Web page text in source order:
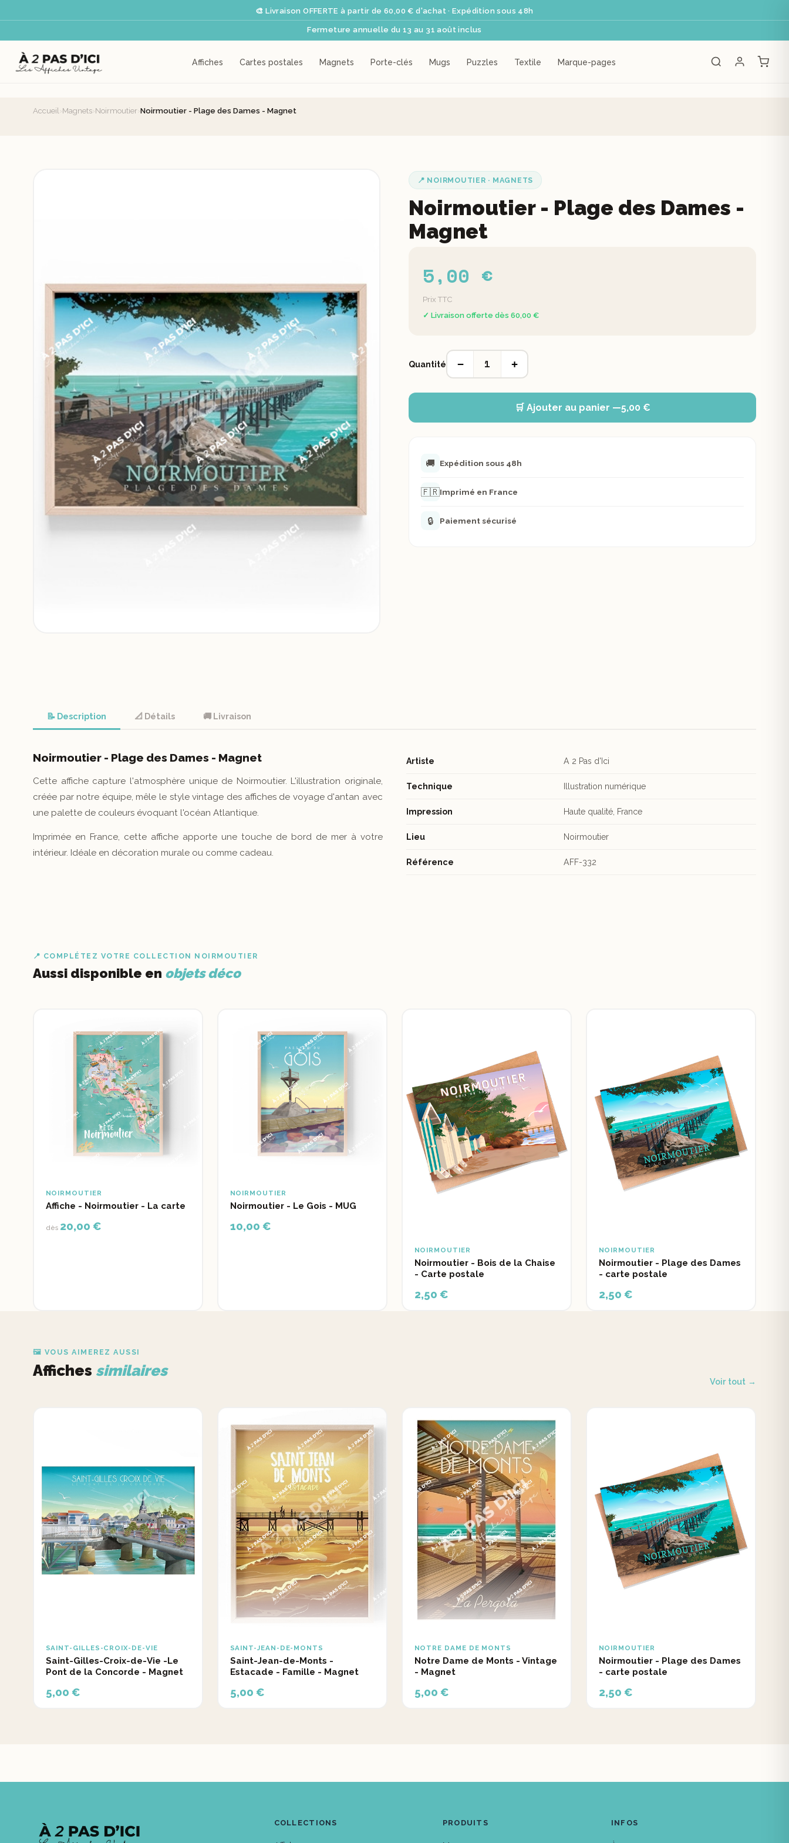
🎨 Livraison OFFERTE à partir de 60,00 € d'achat · Expédition sous 48h
Fermeture annuelle du 13 au 31 août inclus
Affiches Cartes postales Magnets Porte-clés Mugs Puzzles Textile Marque-pages
Accueil Magnets Noirmoutier Noirmoutier - Plage des Dames - Magnet
📍 NOIRMOUTIER · MAGNETS
Noirmoutier - Plage des Dames -
Magnet
5,00 €
Prix TTC
✓ Livraison offerte dès 60,00 €
Quantité − 1 +
🛒 Ajouter au panier —5,00 €
🚚 Expédition sous 48h
🇫🇷Imprimé en France
🔒 Paiement sécurisé
📝 Description 📐 Détails 🚚 Livraison
Noirmoutier - Plage des Dames - Magnet
Cette affiche capture l'atmosphère unique de Noirmoutier. L'illustration originale,
créée par notre équipe, mêle le style vintage des affiches de voyage d'antan avec
une palette de couleurs évoquant l'océan Atlantique.
Imprimée en France, cette affiche apporte une touche de bord de mer à votre
intérieur. Idéale en décoration murale ou comme cadeau.
Artiste A 2 Pas d'Ici
Technique Illustration numérique
Impression Haute qualité, France
Lieu Noirmoutier
Référence AFF-332
📍 COMPLÉTEZ VOTRE COLLECTION NOIRMOUTIER
Aussi disponible en objets déco
NOIRMOUTIER
Affiche - Noirmoutier - La carte
dès 20,00 €
NOIRMOUTIER
Noirmoutier - Le Gois - MUG
10,00 €
NOIRMOUTIER
Noirmoutier - Bois de la Chaise
- Carte postale
2,50 €
NOIRMOUTIER
Noirmoutier - Plage des Dames
- carte postale
2,50 €
🖼️ VOUS AIMEREZ AUSSI
Affiches similaires
Voir tout →
SAINT-GILLES-CROIX-DE-VIE
Saint-Gilles-Croix-de-Vie -Le
Pont de la Concorde - Magnet
5,00 €
SAINT-JEAN-DE-MONTS
Saint-Jean-de-Monts -
Estacade - Famille - Magnet
5,00 €
NOTRE DAME DE MONTS
Notre Dame de Monts - Vintage
- Magnet
5,00 €
NOIRMOUTIER
Noirmoutier - Plage des Dames
- carte postale
2,50 €
COLLECTIONS PRODUITS INFOS